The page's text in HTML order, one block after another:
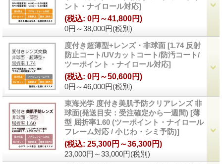
ント・ナイロール対応]
0円～38,000円(税別)
(税込: 0円～41,800円)
度付き超薄型+レンズ・非球面 [1.74 反射
防止コート/UVカットコート/防汚コート/
ツーポイント・ナイロール対応]
0円～46,000円(税別)
(税込: 0円～50,600円)
東海光学 度付き美肌予防クリアレンズ 非
球面(発送目安：受注確定から一週間) [薄
型 屈折率1.60 (ツーポイント・ナイロール
フレーム対応 / 小じわ・シミ予防)]
23,000円～33,000円(税別)
(税込: 25,300円～36,300円)